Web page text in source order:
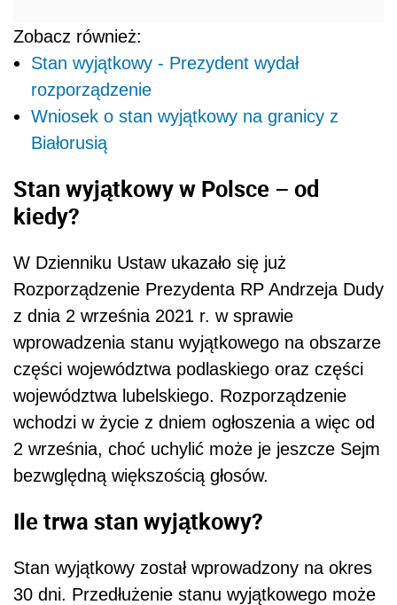
Zobacz również:
Stan wyjątkowy - Prezydent wydał
rozporządzenie
Wniosek o stan wyjątkowy na granicy z
Białorusią
Stan wyjątkowy w Polsce – od
kiedy?
W Dzienniku Ustaw ukazało się już
Rozporządzenie Prezydenta RP Andrzeja Dudy
z dnia 2 września 2021 r. w sprawie
wprowadzenia stanu wyjątkowego na obszarze
części województwa podlaskiego oraz części
województwa lubelskiego. Rozporządzenie
wchodzi w życie z dniem ogłoszenia a więc od
2 września, choć uchylić może je jeszcze Sejm
bezwględną większością głosów.
Ile trwa stan wyjątkowy?
Stan wyjątkowy został wprowadzony na okres
30 dni. Przedłużenie stanu wyjątkowego może